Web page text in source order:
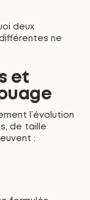
deux
ne
et
l’évolution
de taille
: